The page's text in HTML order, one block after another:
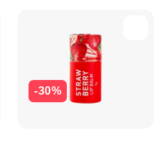
-30%